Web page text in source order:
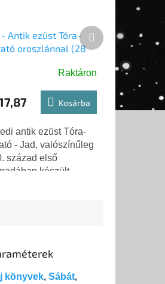
- Antik ezüst Tóra-
oroszlánnal (28
Raktáron
Kosárba
antik ezüst Tóra-
- Jad, valószínűleg
század első
készült
Következő
termék
könyvek,Sábát,